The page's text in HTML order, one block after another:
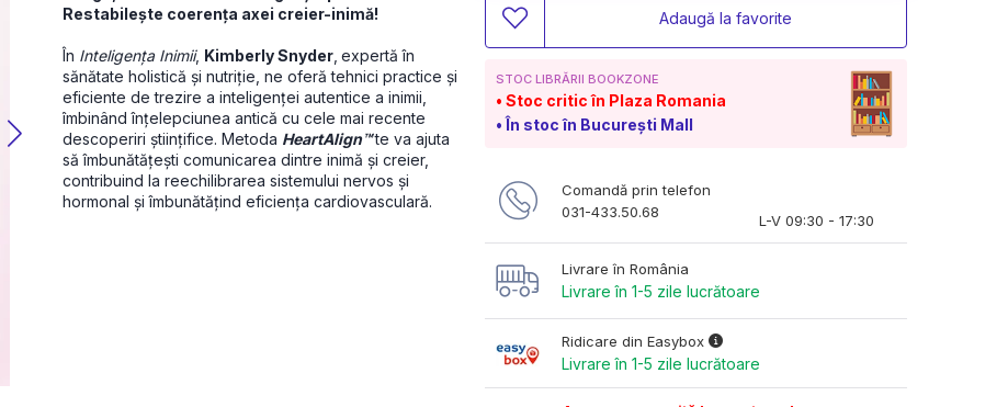
Restabilește coerența axei creier-inimă!
În Inteligența Inimii, Kimberly Snyder expertă în
sănătate holistică și nutriție, ne oferă tehnici practice și
eficiente de trezire a inteligenței autentice a inimii,
îmbinând înțelepciunea antică cu cele mai recente
descoperiri științifice. Metoda HeartAlign™te va ajuta
să îmbunătățești comunicarea dintre inimă și creier,
contribuind la reechilibrarea sistemului nervos și
hormonal și îmbunătățind eficiența cardiovasculară.
Adaugă la favorite
STOC LIBRĂRII BOOKZONE
Stoc critic în Plaza Romania
În stoc în București Mall
Comandă prin telefon
031-433.50.68
L-V 09:30 - 17:30
Livrare în România
Livrare în 1-5 zile lucrătoare
Ridicare din Easybox
Livrare în 1-5 zile lucrătoare